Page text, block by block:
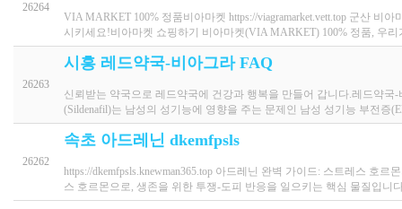
26264
VIA MARKET 100% 정품비아마켓 https://viagramarket.vett.top 군산
시키세요!비아마켓 쇼핑하기 비아마켓(VIA MARKET) 100% 정품, 우
26263
시흥 레드약국-비아그라 FAQ
신뢰받는 약국으로 레드약국에 건강과 행복을 만들어 갑니다.레드약국
(Sildenafil)는 남성의 성기능에 영향을 주는 문제인 남성 성기능 부전증
26262
속초 아드레닌 dkemfpsls
https://dkemfpsls.knewman365.top 아드레닌 완벽 가이드: 스트레스 호
스 호르몬으로, 생존을 위한 투쟁-도피 반응을 일으키는 핵심 물질입니